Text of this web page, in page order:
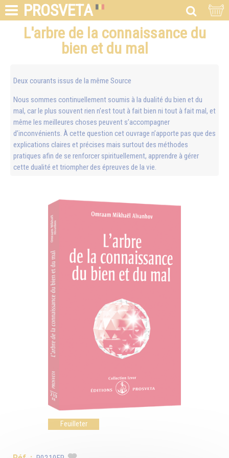
PROSVETA
L'arbre de la connaissance du
bien et du mal
Deux courants issus de la même Source
Nous sommes continuellement soumis à la dualité du bien et du
mal, car le plus souvent rien n’est tout à fait bien ni tout à fait mal, et
même les meilleures choses peuvent s’accompagner
d’inconvénients. À cette question cet ouvrage n’apporte pas que des
explications claires et précises mais surtout des méthodes
pratiques afin de se renforcer spirituellement, apprendre à gérer
cette dualité et triompher des épreuves de la vie.
Feuilleter